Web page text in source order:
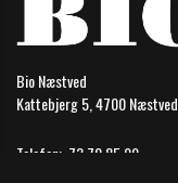
Bio Næstved
Kattebjerg 5, 4700 Næstved
Telefon: 73 70 85 99